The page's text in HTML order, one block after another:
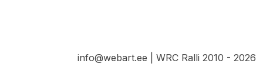
info@webart.ee | WRC Ralli 2010 - 2026